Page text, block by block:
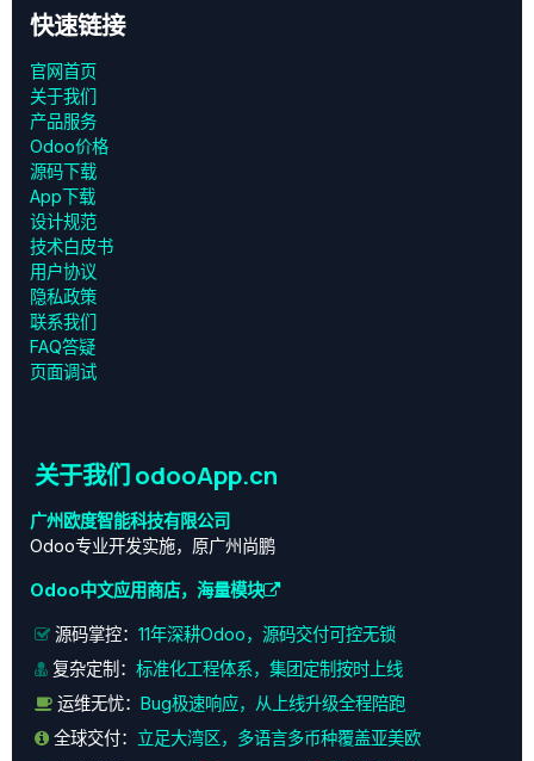
快速链接
官网首页
关于我们
产品服务
Odoo价格
源码下载
App下载
设计规范
技术白皮书
用户协议
‎隐私政策‎
联系我们
FAQ答疑
页面调试
关于我们 odooApp.cn
广州欧度智能科技有限公司
Odoo专业开发实施，原广州尚鹏
Odoo中文应用商店，海量模块
源码掌控： 11年深耕Odoo，源码交付可控无锁
复杂定制： 标准化工程体系，集团定制按时上线
运维无忧： Bug极速响应，从上线升级全程陪跑
全球交付： 立足大湾区，多语言多币种覆盖亚美欧